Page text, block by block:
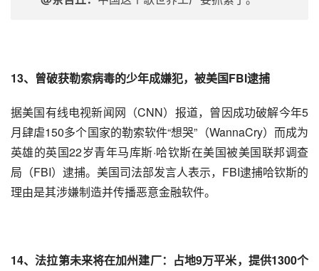
13、曾破获勒索病毒的少年成嫌犯，被美国FBI逮捕
据美国有线电视新闻网（CNN）报道，曾因成功破解今年5
月肆虐150多个国家的勒索软件“想哭”（WannaCry）而成为
英雄的英国22岁青年马库斯·哈钦斯在美国被美国联邦调查
局（FBI）逮捕。美国司法部发言人表示，FBI逮捕哈钦斯的
理由是其涉嫌制造并传播恶意金融软件。
14、法拉第未来将在加州建厂：占地9万平米，提供1300个